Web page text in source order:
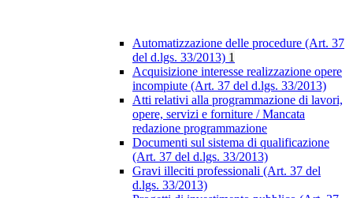
Automatizzazione delle procedure (Art. 37
del d.lgs. 33/2013) 1
Acquisizione interesse realizzazione opere
incompiute (Art. 37 del d.lgs. 33/2013)
Atti relativi alla programmazione di lavori,
opere, servizi e forniture / Mancata
redazione programmazione
Documenti sul sistema di qualificazione
(Art. 37 del d.lgs. 33/2013)
Gravi illeciti professionali (Art. 37 del
d.lgs. 33/2013)